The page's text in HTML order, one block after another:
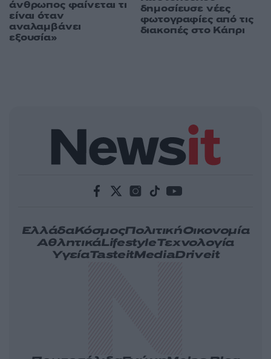
άνθρωπος φαίνεται τι
είναι όταν
αναλαμβάνει
εξουσία»
δημοσίευσε νέες
φωτογραφίες από τις
διακοπές στο Κάπρι
ΕλλάδαΚόσμοςΠολιτικήΟικονομία
ΑθλητικάLifestyleΤεχνολογία
ΥγείαTasteitMediaDriveit